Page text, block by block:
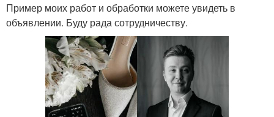
Пример моих работ и обработки можете увидеть в
объявлении. Буду рада сотрудничеству.